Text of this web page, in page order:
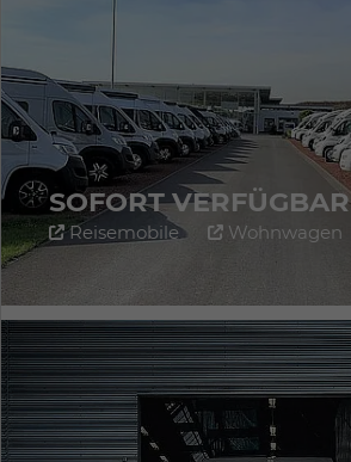
SOFORT VERFÜGBAR
Reisemobile Wohnwagen